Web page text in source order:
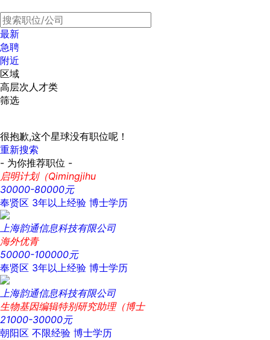
最新
急聘
附近
区域
高层次人才类
筛选
很抱歉,这个星球没有职位呢！
重新搜索
- 为你推荐职位 -
启明计划（Qimingjihu
30000-80000元
奉贤区 3年以上经验 博士学历
上海韵通信息科技有限公司
海外优青
50000-100000元
奉贤区 3年以上经验 博士学历
上海韵通信息科技有限公司
生物基因编辑特别研究助理（博士
21000-30000元
朝阳区 不限经验 博士学历